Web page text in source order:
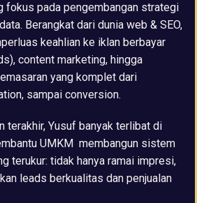
fokus pada pengembangan strategi
Berangkat dari dunia web & SEO,
keahlian ke iklan berbayar
content marketing, hingga
yang komplet dari
sampai conversion.
terakhir, Yusuf banyak terlibat di
UMKM membangun sistem
terukur: tidak hanya ramai impresi,
leads berkualitas dan penjualan